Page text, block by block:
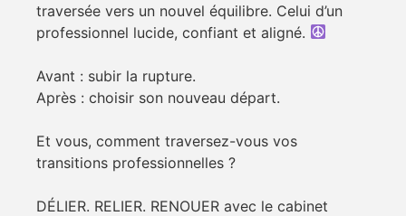
traversée vers un nouvel équilibre. Celui d’un
professionnel lucide, confiant et aligné.
Avant : subir la rupture.
Après : choisir son nouveau départ.
Et vous, comment traversez-vous vos
transitions professionnelles ?
DÉLIER. RELIER. RENOUER avec le cabinet